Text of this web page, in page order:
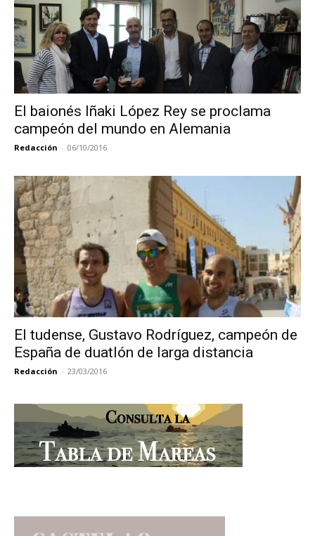
El baionés Iñaki López Rey se proclama
campeón del mundo en Alemania
Redacción - 06/10/2016
El tudense, Gustavo Rodríguez, campeón de
España de duatlón de larga distancia
Redacción - 23/03/2016